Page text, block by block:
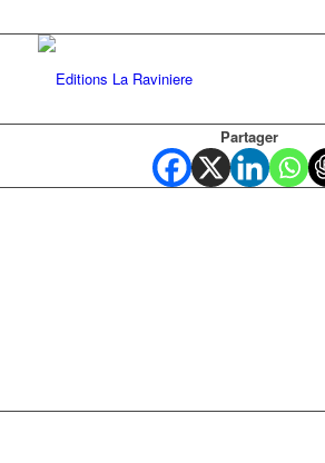
Partager